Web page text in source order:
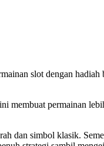
slot dengan
membuat permainan
dan simbol klasik.